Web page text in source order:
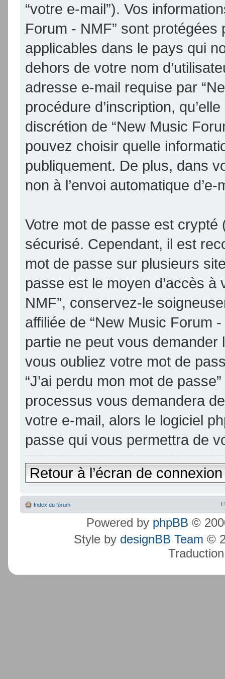
“votre e-mail”). Vos
Forum - NMF” sont
applicables dans le pays qui
dehors de votre nom
adresse e-mail requise par
procédure d’inscription,
discrétion de “New Music
pouvez choisir quelle
publiquement. De plus, dans
non à l’envoi automatique
Votre mot de passe est crypté
sécurisé. Cependant, il est
mot de passe sur plusieurs
passe est le moyen d’accès
NMF”, conservez-le
affiliée de “New Music Forum
partie ne peut vous
vous oubliez votre mot de
“J’ai perdu mon mot de
processus vous demandera
votre e-mail, alors le logiciel
passe qui vous permettra de
Retour à l’écran de connexion
Index du forum
Powered by phpBB ©
Style by designBB Team ©